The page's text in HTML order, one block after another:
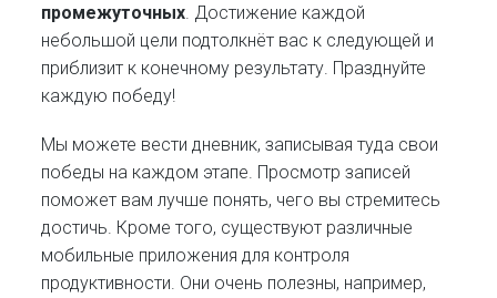
промежуточных . Достижение каждой
небольшой цели подтолкнёт вас к следующей и
приблизит к конечному результату. Празднуйте
каждую победу!
Мы можете вести дневник, записывая туда свои
победы на каждом этапе. Просмотр записей
поможет вам лучше понять, чего вы стремитесь
достичь. Кроме того, существуют различные
мобильные приложения для контроля
продуктивности. Они очень полезны, например,